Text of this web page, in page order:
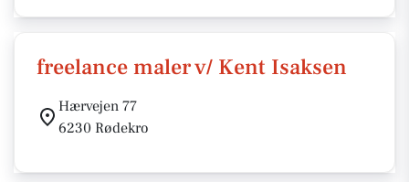
freelance maler v/ Kent Isaksen
Hærvejen 77
6230 Rødekro